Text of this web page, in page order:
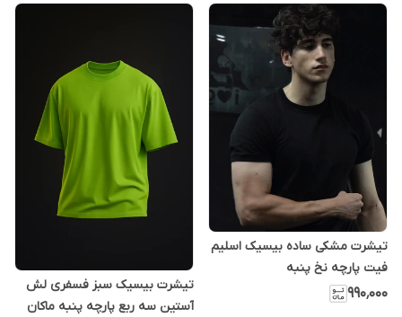
تیشرت مشکی ساده بیسیک اسلیم
فیت پارچه نخ پنبه
۹۹۰٬۰۰۰
تیشرت بیسیک سبز فسفری لش
آستین سه ربع پارچه پنبه ماکان